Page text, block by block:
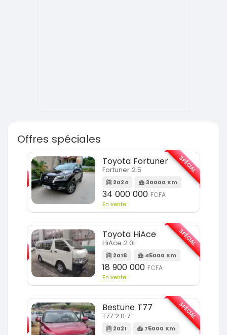
Offres spéciales
Toyota Fortuner
Fortuner 2.5
2024 30000 Km
34 000 000 FCFA
En vente
SPÉCIAL
Toyota HiAce
HiAce 2.0l
2018 45000 Km
18 900 000 FCFA
En vente
SPÉCIAL
Bestune T77
T77 2.0 7
2021 75000 Km
SPÉCIAL